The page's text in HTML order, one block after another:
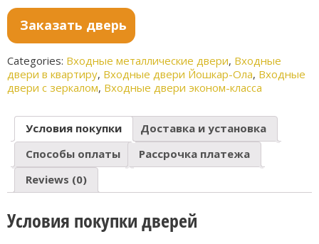
Заказать дверь
Categories: Входные металлические двери, Входные
двери в квартиру, Входные двери Йошкар-Ола, Входные
двери с зеркалом, Входные двери эконом-класса
Условия покупки
Доставка и установка
Способы оплаты
Рассрочка платежа
Reviews (0)
Условия покупки дверей